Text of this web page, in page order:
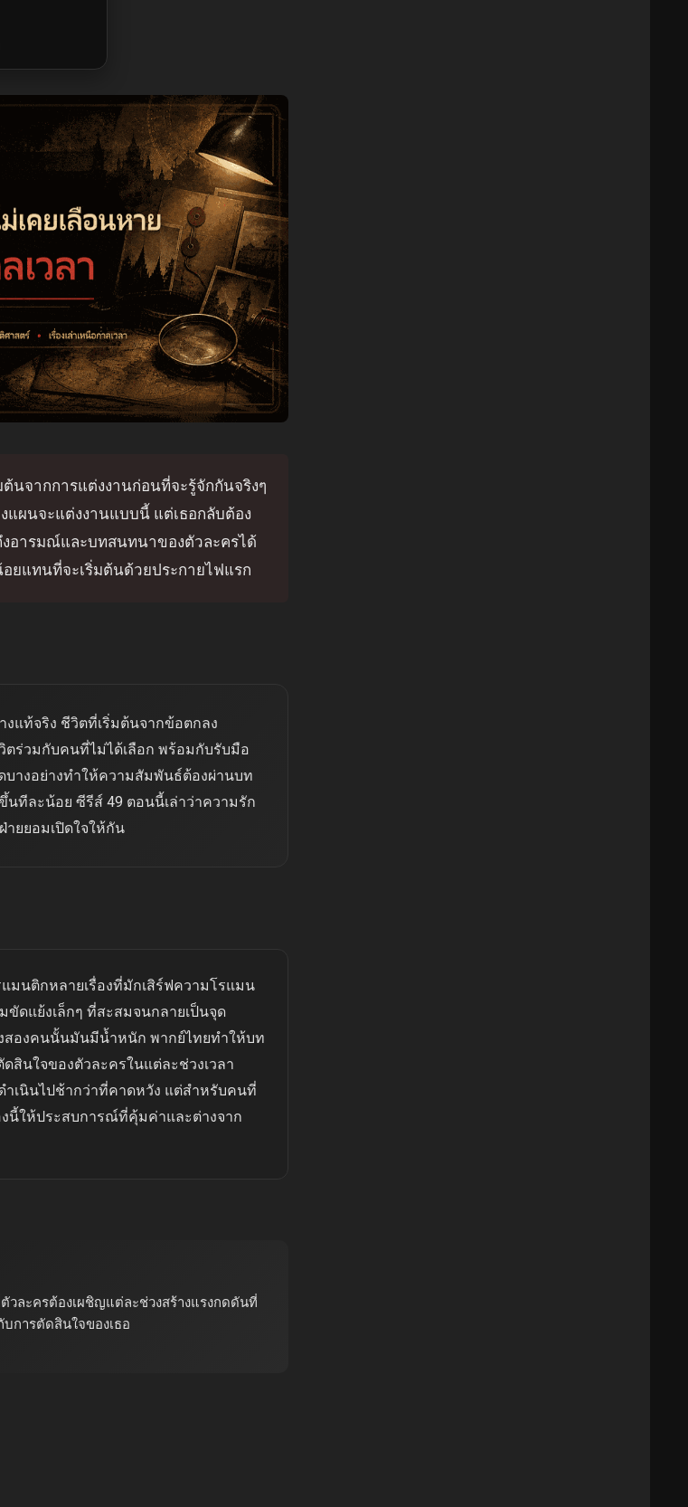
นจากการแต่งงานก่อนที่จะรู้จักกันจริงๆ
แผนจะแต่งงานแบบนี้ แต่เธอกลับต้อง
อารมณ์และบทสนทนาของตัวละครได้
ยแทนที่จะเริ่มต้นด้วยประกายไฟแรก
แท้จริง ชีวิตที่เริ่มต้นจากข้อตกลง
ตร่วมกับคนที่ไม่ได้เลือก พร้อมกับรับมือ
างอย่างทำให้ความสัมพันธ์ต้องผ่านบท
ทีละน้อย ซีรีส์ 49 ตอนนี้เล่าว่าความรัก
ายยอมเปิดใจให้กัน
มนติกหลายเรื่องที่มักเสิร์ฟความโรแมน
ดแย้งเล็กๆ ที่สะสมจนกลายเป็นจุด
สองคนนั้นมันมีน้ำหนัก พากย์ไทยทำให้บท
นใจของตัวละครในแต่ละช่วงเวลา
เนินไปช้ากว่าที่คาดหวัง แต่สำหรับคนที่
นี้ให้ประสบการณ์ที่คุ้มค่าและต่างจาก
วละครต้องเผชิญแต่ละช่วงสร้างแรงกดดันที่
การตัดสินใจของเธอ